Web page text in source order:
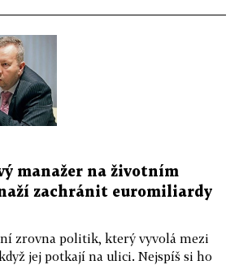
manažer na životním
zachránit euromiliardy
zrovna politik, který vyvolá mezi
jej potkají na ulici. Nejspíš si ho